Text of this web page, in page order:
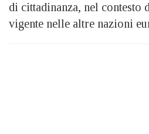
di cittadinanza, nel contesto
vigente nelle altre nazioni